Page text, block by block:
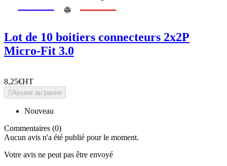
Lot de 10 boitiers connecteurs 2x2P
Micro-Fit 3.0
8,25€HT
Ajouter au panier
Nouveau
Commentaires (0)
Aucun avis n'a été publié pour le moment.
Votre avis ne peut pas être envoyé